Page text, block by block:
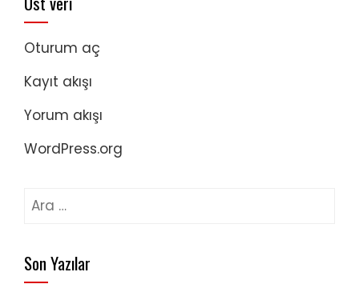
Oturum aç
Kayıt akışı
Yorum akışı
WordPress.org
Arama:
Son Yazılar